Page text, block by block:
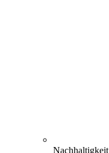
Nachhaltigkeit